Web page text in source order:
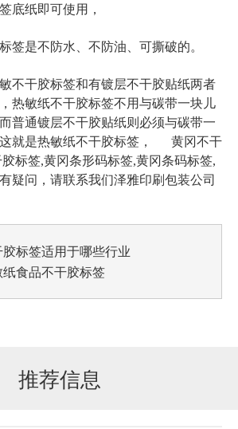
底纸即可使用，
签是不防水、不防油、可撕破的。
不干胶标签和有镀层不干胶贴纸两者
热敏纸不干胶标签不用与碳带一块儿
普通镀层不干胶贴纸则必须与碳带一
就是热敏纸不干胶标签，
黄冈不干
标签,黄冈条形码标签,黄冈条码标签,
疑问，请联系我们泽雅印刷包装公司
标签适用于哪些行业
食品不干胶标签
推荐信息